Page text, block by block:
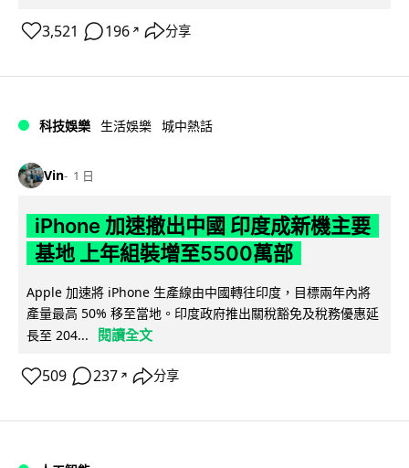
3,521 196 ↗ 分享
科技娛樂 生活娛樂 城中熱話
Vin 1 日
iPhone 加速撤出中國 印度成新機主要
基地 上年組裝增至5500萬部
Apple 加速將 iPhone 生產線由中國轉往印度，目標兩年內將
產量最高 50% 移至當地。印度政府推出關稅豁免及稅務優惠延
長至 204...
閱讀全文
509 237 ↗ 分享